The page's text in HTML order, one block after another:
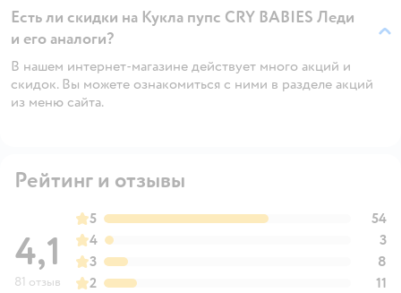
Есть ли скидки на Кукла пупс CRY BABIES Леди
и его аналоги?
В нашем интернет-магазине действует много акций и
скидок. Вы можете ознакомиться с ними в разделе акций
из меню сайта.
Рейтинг и отзывы
4,1
81 отзыв
5
54
4
3
3
8
2
11